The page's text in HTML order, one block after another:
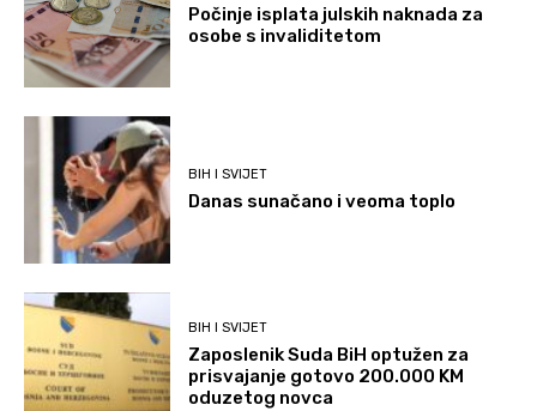
Počinje isplata julskih naknada za
osobe s invaliditetom
BIH I SVIJET
Danas sunačano i veoma toplo
BIH I SVIJET
Zaposlenik Suda BiH optužen za
prisvajanje gotovo 200.000 KM
oduzetog novca